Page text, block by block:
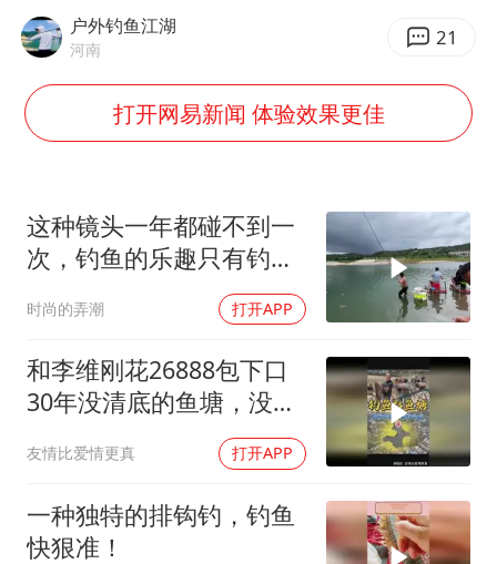
首次证实！“胶球”存在
户外钓鱼江湖
河南 21
打开网易新闻 体验效果更佳
这种镜头一年都碰不到一
次，钓鱼的乐趣只有钓鱼
时尚的弄潮 打开APP
和李维刚花26888包下口
30年没清底的鱼塘，没想
友情比爱情更真 打开APP
一种独特的排钩钓，钓鱼
快狠准！